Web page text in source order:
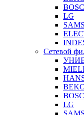
LG
Сетевой
LG